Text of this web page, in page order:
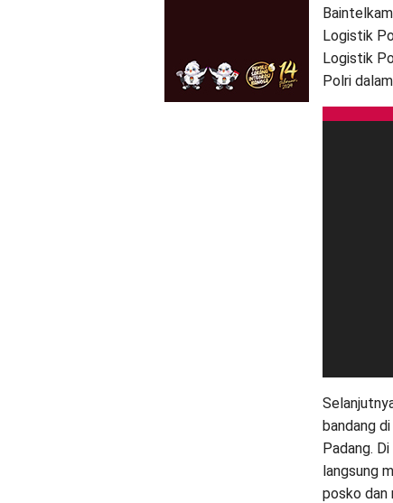
Logistik
Logistik
Polri
bandang
Padang.
langsung
posko dan